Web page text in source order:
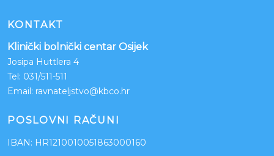
KONTAKT
Klinički bolnički centar Osijek
Josipa Huttlera 4
Tel: 031/511-511
Email: ravnateljstvo@kbco.hr
POSLOVNI RAČUNI
IBAN: HR1210010051863000160